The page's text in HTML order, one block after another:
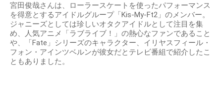
宮田俊哉さんは、ローラースケートを使ったパフォーマンス
を得意とするアイドルグループ「Kis-My-Ft2」のメンバー。
ジャニーズとしては珍しいオタクアイドルとして注目を集
め、人気アニメ「ラブライブ！」の熱心なファンであること
や、「Fate」シリーズのキャラクター、イリヤスフィール・
フォン・アインツベルンが彼女だとテレビ番組で紹介したこ
ともありました。